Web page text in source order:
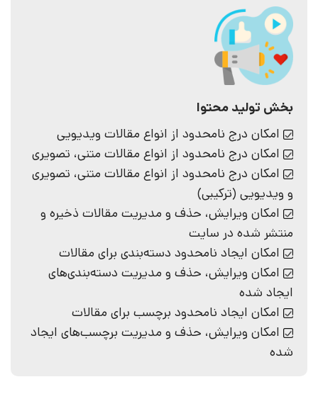
بخش تولید محتوا
امکان درج نامحدود از انواع مقالات ویدیویی
امکان درج نامحدود از انواع مقالات متنی، تصویری
امکان درج نامحدود از انواع مقالات متنی، تصویری
و ویدیویی (ترکیبی)
امکان ویرایش، حذف و مدیریت مقالات ذخیره و
منتشر شده در سایت
امکان ایجاد نامحدود دسته‌بندی برای مقالات
امکان ویرایش، حذف و مدیریت دسته‌بندی‌های
ایجاد شده
امکان ایجاد نامحدود برچسب برای مقالات
امکان ویرایش، حذف و مدیریت برچسب‌های ایجاد
شده